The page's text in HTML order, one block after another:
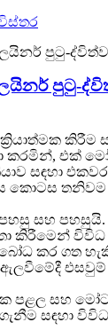
පුටු-
කිරීම
කරමින්, එක්
සඳහා එකවර
කොටස තනිවම
පහසු සහ
කිරීමෙන් විවිධ
කර ගත
එසවුම්
පළල සහ
ගැනීම සඳහා